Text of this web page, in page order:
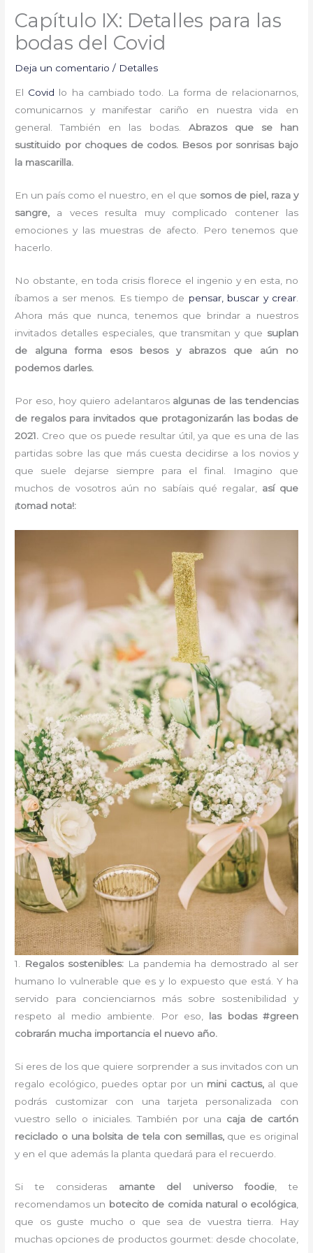
Capítulo IX: Detalles para las
bodas del Covid
Deja un comentario / Detalles
El Covid lo ha cambiado todo. La forma de relacionarnos,
comunicarnos y manifestar cariño en nuestra vida en
general. También en las bodas. Abrazos que se han
sustituido por choques de codos. Besos por sonrisas bajo
la mascarilla.
En un país como el nuestro, en el que somos de piel, raza y
sangre, a veces resulta muy complicado contener las
emociones y las muestras de afecto. Pero tenemos que
hacerlo.
No obstante, en toda crisis florece el ingenio y en esta, no
íbamos a ser menos. Es tiempo de pensar, buscar y crear.
Ahora más que nunca, tenemos que brindar a nuestros
invitados detalles especiales, que transmitan y que suplan
de alguna forma esos besos y abrazos que aún no
podemos darles.
Por eso, hoy quiero adelantaros algunas de las tendencias
de regalos para invitados que protagonizarán las bodas de
2021. Creo que os puede resultar útil, ya que es una de las
partidas sobre las que más cuesta decidirse a los novios y
que suele dejarse siempre para el final. Imagino que
muchos de vosotros aún no sabíais qué regalar, así que
¡tomad nota!:
1. Regalos sostenibles: La pandemia ha demostrado al ser
humano lo vulnerable que es y lo expuesto que está. Y ha
servido para concienciarnos más sobre sostenibilidad y
respeto al medio ambiente. Por eso, las bodas #green
cobrarán mucha importancia el nuevo año.
Si eres de los que quiere sorprender a sus invitados con un
regalo ecológico, puedes optar por un mini cactus,al que
podrás customizar con una tarjeta personalizada con
vuestro sello o iniciales. También por una caja de cartón
reciclado o una bolsita de tela con semillas, que es original
y en el que además la planta quedará para el recuerdo.
Si te consideras amante del universo foodie , te
recomendamos un botecito de comida natural o ecológica,
que os guste mucho o que sea de vuestra tierra. Hay
muchas opciones de productos gourmet: desde chocolate,